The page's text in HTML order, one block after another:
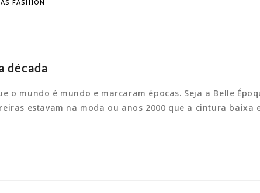
FASHION
década
o mundo é mundo e marcaram épocas. Seja a Belle
estavam na moda ou anos 2000 que a cintura